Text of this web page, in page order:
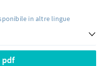
in altre lingue